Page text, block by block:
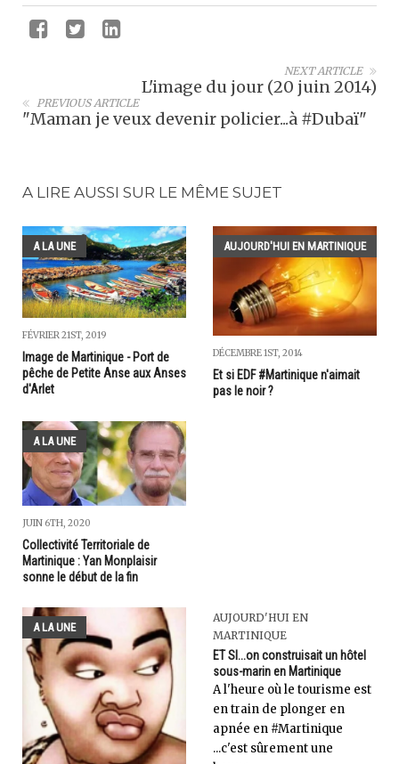
NEXT ARTICLE
L'image du jour (20 juin 2014)
PREVIOUS ARTICLE
"Maman je veux devenir policier...à #Dubaï"
A LIRE AUSSI SUR LE MÊME SUJET
A LA UNE
FÉVRIER 21ST, 2019
Image de Martinique - Port de
pêche de Petite Anse aux Anses
d'Arlet
AUJOURD'HUI EN MARTINIQUE
DÉCEMBRE 1ST, 2014
Et si EDF #Martinique n'aimait
pas le noir ?
A LA UNE
JUIN 6TH, 2020
Collectivité Territoriale de
Martinique : Yan Monplaisir
sonne le début de la fin
A LA UNE
AUJOURD'HUI EN
MARTINIQUE
ET SI...on construisait un hôtel
sous-marin en Martinique
A l'heure où le tourisme est
en train de plonger en
apnée en #Martinique
...c'est sûrement une